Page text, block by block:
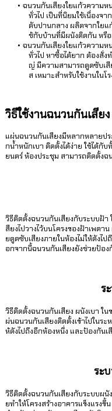
ฉนวนกันเสียงใยแก้วความห
ทั่วไป เป็นที่นิยมใช้เนื่องจา
ดับปานกลาง ผลิตจากใยแ
ช้กับบ้านที่มีผนังติดกัน หรื
ฉนวนกันเสียงใยแก้วความห
ทั่วไป หาซื้อได้ยาก ต้องสั่ง
ญ่ มีความสามารถดูดซับเสี
ส เหมาะสำหรับใช้งานในโ
วิธีใช้งานฉนวนกันเสียง
แผ่นฉนวนกันเสียงมีหลากหลายปร
กน้ำหนักเบา ติดตั้งได้ง่าย ใช้ได้กั
ยนตร์ ห้องประชุม สามารถติดตั้งฉ
วิธีติดตั้งฉนวนกันเสียงกับระบบฝ้
สียงไปวางไว้บนโครงของฝ้าเพด
ยดูดซับเสียงภายในห้องไม่ให้ดังไ
อกจากนี้ฉนวนกันเสียงยังช่วยป้อ
ร
วิธีติดตั้งฉนวนกันเสียง ผนังเบา ใ
ผ่นฉนวนกันเสียงติดตั้งเข้าไปในระ
ห้ดังไปถึงอีกห้องหนึ่ง และป้องกัน
ระ
วิธีติดตั้งฉนวนกันเสียงกับระบบผนั
ยทำให้โครงสร้างอาคารแข็งแรง